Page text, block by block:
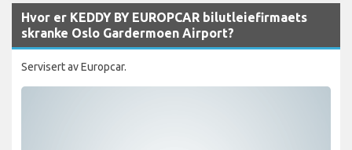
Hvor er KEDDY BY EUROPCAR bilutleiefirmaets
skranke Oslo Gardermoen Airport?
Servisert av Europcar.